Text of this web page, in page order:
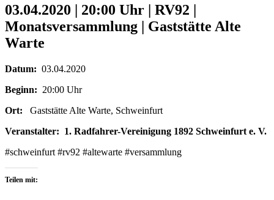
03.04.2020 | 20:00 Uhr | RV92 |
Monatsversammlung | Gaststätte Alte
Warte
Datum: 03.04.2020
Beginn: 20:00 Uhr
Ort: Gaststätte Alte Warte, Schweinfurt
Veranstalter: 1. Radfahrer-Vereinigung 1892 Schweinfurt e. V.
#schweinfurt #rv92 #altewarte #versammlung
Teilen mit: